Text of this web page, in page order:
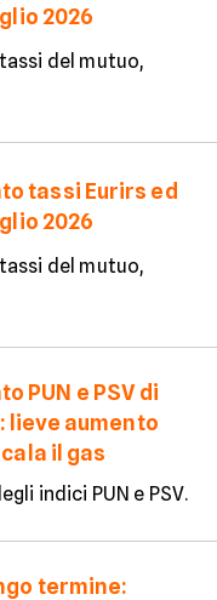
2026
tassi del mutuo,
tassi Eurirs ed
2026
tassi del mutuo,
PUN e PSV di
lieve aumento
il gas
indici PUN e PSV.
termine: